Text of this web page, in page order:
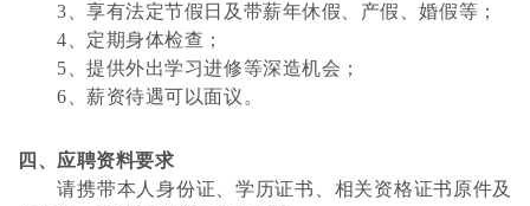
3、享有法定节假日及带薪年休假、产假、婚假等；
4、定期身体检查；
5、提供外出学习进修等深造机会；
6、薪资待遇可以面议。
四、应聘资料要求
请携带本人身份证、学历证书、相关资格证书原件及